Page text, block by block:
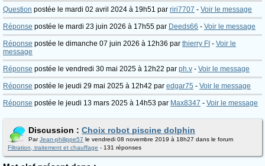
Question postée le mardi 02 avril 2024 à 19h51 par riri7707 - Voir le message
Réponse postée le mardi 23 juin 2026 à 17h55 par Deeds66 - Voir le message
Réponse postée le dimanche 07 juin 2026 à 12h36 par thierry FI - Voir le
message
Réponse postée le vendredi 30 mai 2025 à 12h22 par ph.v - Voir le message
Réponse postée le jeudi 29 mai 2025 à 12h42 par edgar75 - Voir le message
Réponse postée le jeudi 13 mars 2025 à 14h53 par Max8347 - Voir le message
Discussion : Choix robot piscine dolphin
ParJean-philippe57 le vendredi 08 novembre 2019 à 18h27 dans le forum
Filtration, traitement et chauffage - 131 réponses